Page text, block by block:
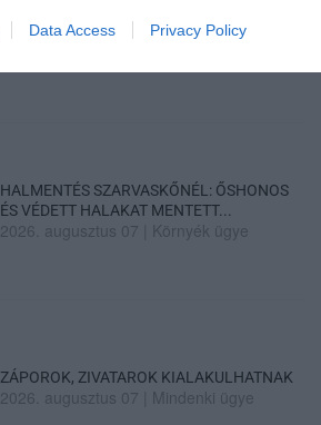
Data Access Privacy Policy
ÖS FŐÚTON EGERBEN
HALMENTÉS SZARVASKŐNÉL: ŐSHONOS
ÉS VÉDETT HALAKAT MENTETT...
2026. augusztus 07 Környék ügye
ZÁPOROK, ZIVATAROK KIALAKULHATNAK
2026. augusztus 07 Mindenki ügye